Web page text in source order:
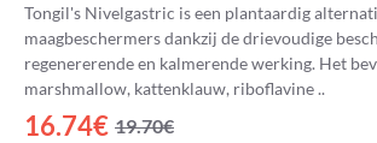
Tongil's Nivelgastric is een plantaardig
maagbeschermers dankzij de drievoudige
regenererende en kalmerende werking. Het
marshmallow, kattenklauw, riboflavine ..
16.74€ 19.70€